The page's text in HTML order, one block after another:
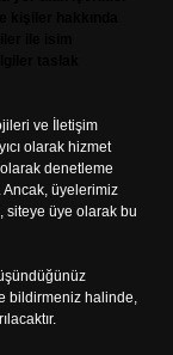
ve İletişim
olarak hizmet
denetleme
Ancak, üyelerimiz
siteye üye olarak bu
bildirmeniz halinde,